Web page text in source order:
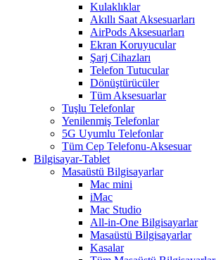
Kulaklıklar
Akıllı Saat Aksesuarları
AirPods Aksesuarları
Ekran Koruyucular
Şarj Cihazları
Telefon Tutucular
Dönüştürücüler
Tüm Aksesuarlar
Tuşlu Telefonlar
Yenilenmiş Telefonlar
5G Uyumlu Telefonlar
Tüm Cep Telefonu-Aksesuar
Bilgisayar-Tablet
Masaüstü Bilgisayarlar
Mac mini
iMac
Mac Studio
All-in-One Bilgisayarlar
Masaüstü Bilgisayarlar
Kasalar